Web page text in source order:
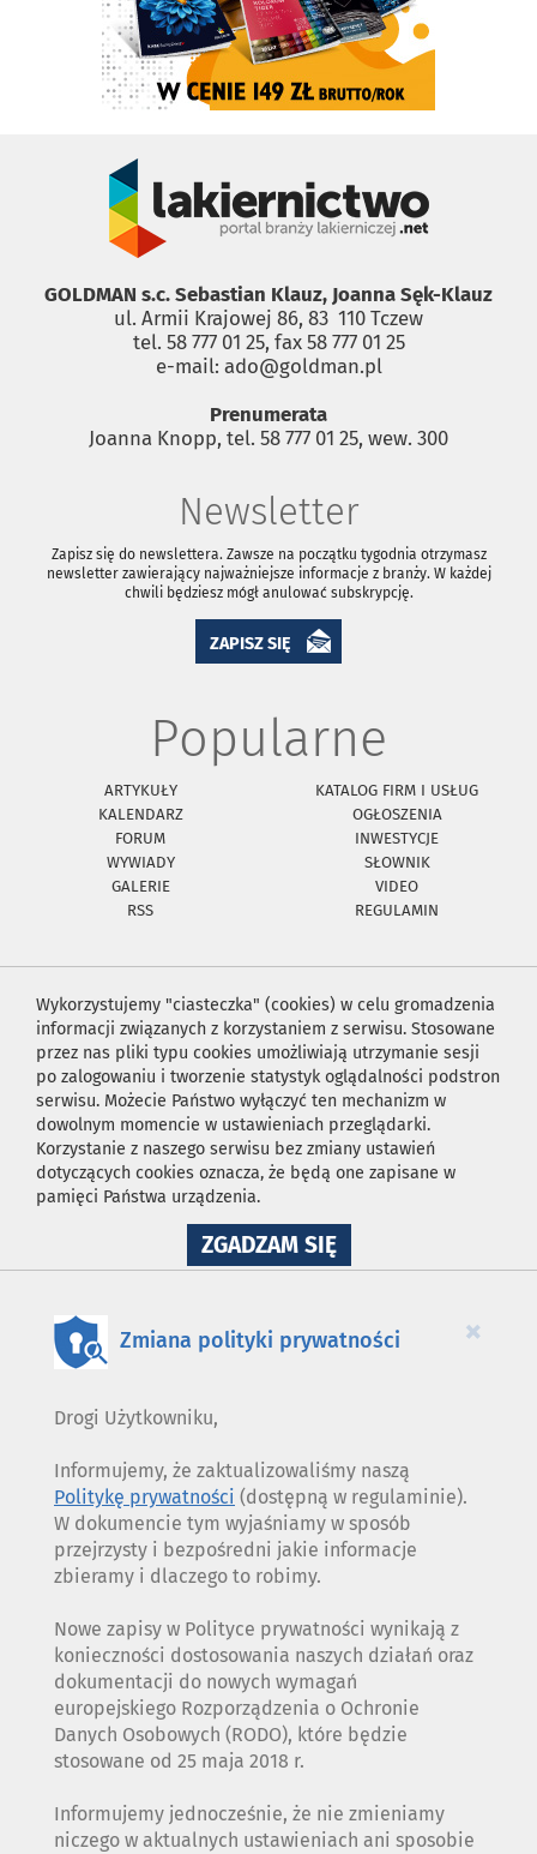
GOLDMAN s.c. Sebastian Klauz, Joanna Sęk-Klauz
ul. Armii Krajowej 86, 83 ­ 110 Tczew
tel. 58 777 01 25, fax 58 777 01 25
e-mail: ado@goldman.pl
Prenumerata
Joanna Knopp, tel. 58 777 01 25, wew. 300
Newsletter
Zapisz się do newslettera. Zawsze na początku tygodnia otrzymasz
newsletter zawierający najważniejsze informacje z branży. W każdej
chwili będziesz mógł anulować subskrypcję.
ZAPISZ SIĘ
Popularne
ARTYKUŁY
KATALOG FIRM I USŁUG
KALENDARZ
OGŁOSZENIA
FORUM
INWESTYCJE
WYWIADY
SŁOWNIK
GALERIE
VIDEO
RSS
REGULAMIN
Wykorzystujemy "ciasteczka" (cookies) w celu gromadzenia
informacji związanych z korzystaniem z serwisu. Stosowane
przez nas pliki typu cookies umożliwiają utrzymanie sesji
po zalogowaniu i tworzenie statystyk oglądalności podstron
serwisu. Możecie Państwo wyłączyć ten mechanizm w
dowolnym momencie w ustawieniach przeglądarki.
Korzystanie z naszego serwisu bez zmiany ustawień
dotyczących cookies oznacza, że będą one zapisane w
pamięci Państwa urządzenia.
ZGADZAM SIĘNA
WYKORZYSTANIE
×
Zmiana polityki prywatności
Drogi Użytkowniku,
Informujemy, że zaktualizowaliśmy naszą
Politykę prywatności (dostępną w regulaminie).
W dokumencie tym wyjaśniamy w sposób
przejrzysty i bezpośredni jakie informacje
zbieramy i dlaczego to robimy.
Nowe zapisy w Polityce prywatności wynikają z
konieczności dostosowania naszych działań oraz
dokumentacji do nowych wymagań
europejskiego Rozporządzenia o Ochronie
Danych Osobowych (RODO), które będzie
stosowane od 25 maja 2018 r.
Informujemy jednocześnie, że nie zmieniamy
niczego w aktualnych ustawieniach ani sposobie